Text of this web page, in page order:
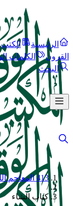
الرئيسية الكتب
القرون
الكلمات
البحث
413 المعاجم اللغوية العربية
/
كتاب الشاء